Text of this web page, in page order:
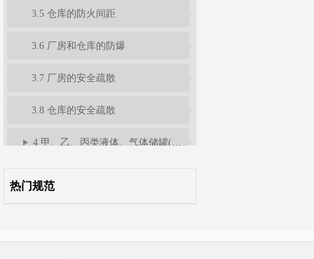
3.5 仓库的防火间距
3.6 厂房和仓库的防爆
3.7 厂房的安全疏散
3.8 仓库的安全疏散
热门规范